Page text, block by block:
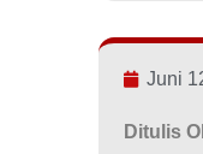
Juni
Ditulis